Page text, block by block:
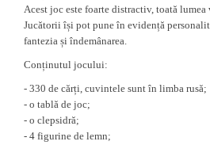
Acest joc este foarte distractiv, toată
Jucătorii își pot pune în evidență
fantezia și îndemânarea.
Conținutul jocului:
- 330 de cărți, cuvintele sunt în limba rusă;
- o tablă de joc;
- o clepsidră;
- 4 figurine de lemn;